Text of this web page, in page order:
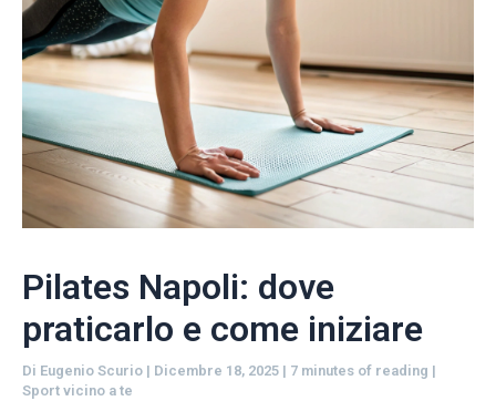
Pilates Napoli: dove
praticarlo e come iniziare
Di Eugenio Scurio | Dicembre 18, 2025 | 7 minutes of reading |
Sport vicino a te